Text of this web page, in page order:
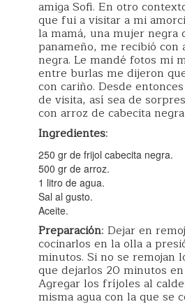
amiga Sofi. En otro
que fui a visitar a mi
la mamá, una mujer negra
panameño, me recibió con
negra. Le mandé fotos mi
entre burlas me dijeron
con cariño. Desde
de visita, así sea de
con arroz de cabecita
Ingredientes:
250 gr de frijol cabecita negra.
500 gr de arroz.
1 litro de agua.
Sal al gusto.
Aceite.
Preparación: Dejar en
cocinarlos en la olla a
minutos. Si no se remojan
que dejarlos 20 minutos
Agregar los fríjoles al
misma agua con la que se